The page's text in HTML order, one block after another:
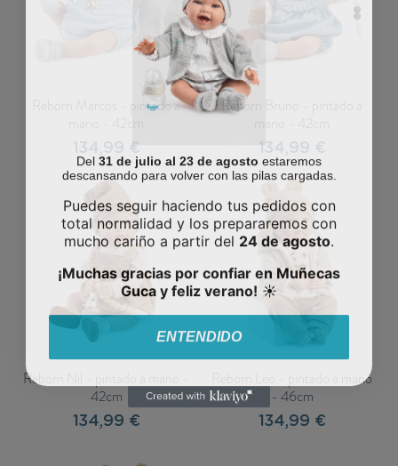
Reborn Marcos - pintado a
mano - 42cm
134,99 €
Reborn Bruno - pintado a
mano - 42cm
134,99 €
Reborn Nil - pintado a mano -
42cm
134,99 €
Reborn Leo - pintado a mano
- 46cm
134,99 €
Del31 de julio al 23 de agosto
estaremos
descansando para volver con las pilas cargadas.
Puedes seguir haciendo tus pedidos con
total normalidad y los prepararemos con
mucho cariño a partir del24 de agosto.
¡Muchas gracias por confiar en Muñecas
Guca y feliz verano!☀️
ENTENDIDO